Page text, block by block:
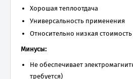
Хорошая теплоотдача
Универсальность применения
Относительно низкая стоимость
Минусы:
Не обеспечивает
требуется)